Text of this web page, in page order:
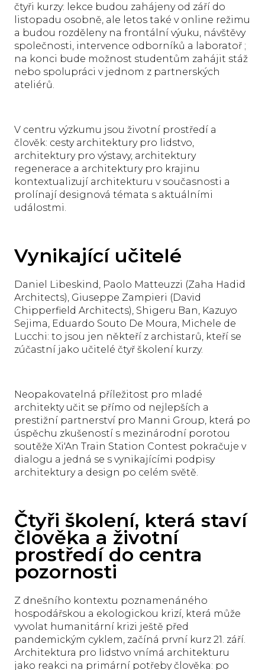
čtyři kurzy: lekce budou zahájeny od září do
listopadu osobně, ale letos také v online režimu
a budou rozděleny na frontální výuku, návštěvy
společnosti, intervence odborníků a laboratoř ;
na konci bude možnost studentům zahájit stáž
nebo spolupráci v jednom z partnerských
ateliérů.
V centru výzkumu jsou životní prostředí a
člověk: cesty architektury pro lidstvo,
architektury pro výstavy, architektury
regenerace a architektury pro krajinu
kontextualizují architekturu v současnosti a
prolínají designová témata s aktuálními
událostmi.
Vynikající učitelé
Daniel Libeskind, Paolo Matteuzzi (Zaha Hadid
Architects), Giuseppe Zampieri (David
Chipperfield Architects), Shigeru Ban, Kazuyo
Sejima, Eduardo Souto De Moura, Michele de
Lucchi: to jsou jen někteří z archistarů, kteří se
zúčastní jako učitelé čtyř školení kurzy.
Neopakovatelná příležitost pro mladé
architekty učit se přímo od nejlepších a
prestižní partnerství pro Manni Group, která po
úspěchu zkušeností s mezinárodní porotou
soutěže Xi'An Train Station Contest pokračuje v
dialogu a jedná se s vynikajícími podpisy
architektury a design po celém světě.
Čtyři školení, která staví
člověka a životní
prostředí do centra
pozornosti
Z dnešního kontextu poznamenáného
hospodářskou a ekologickou krizí, která může
vyvolat humanitární krizi ještě před
pandemickým cyklem, začíná první kurz 21. září.
Architektura pro lidstvo vnímá architekturu
jako reakci na primární potřeby člověka: po